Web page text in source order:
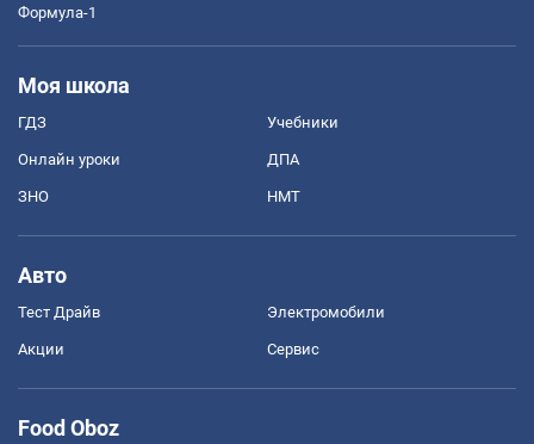
Формула-1
Моя школа
ГДЗ Учебники
Онлайн уроки ДПА
ЗНО НМТ
Авто
Тест Драйв Электромобили
Акции Сервис
Food Oboz